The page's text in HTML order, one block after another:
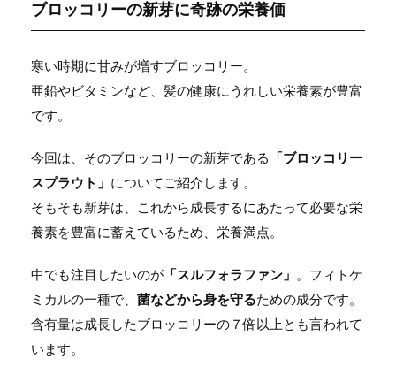
ブロッコリーの新芽に奇跡の栄養価
寒い時期に甘みが増すブロッコリー。
亜鉛やビタミンなど、髪の健康にうれしい栄養素が豊富
です。
今回は、そのブロッコリーの新芽である
「ブロッコリー
スプラウト」 についてご紹介します。
そもそも新芽は、これから成長するにあたって必要な栄
養素を豊富に蓄えているため、栄養満点。
中でも注目したいのが 「スルフォラファン」 。フィトケ
ミカルの一種で、 菌などから身を守るための成分です。
含有量は成長したブロッコリーの７倍以上とも言われて
います。